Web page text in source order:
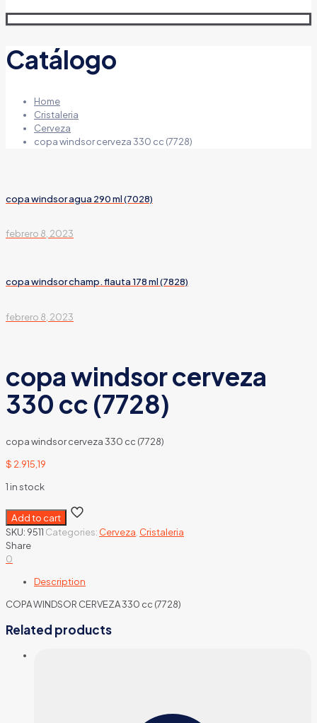
Catálogo
Home
Cristaleria
Cerveza
copa windsor cerveza 330 cc (7728)
copa windsor agua 290 ml (7028)
febrero 8, 2023
copa windsor champ. flauta 178 ml (7828)
febrero 8, 2023
copa windsor cerveza
330 cc (7728)
copa windsor cerveza 330 cc (7728)
$ 2.915,19
1 in stock
Add to cart
SKU: 9511 Categories: Cerveza Cristaleria
Share
0
Description
COPA WINDSOR CERVEZA 330 cc (7728)
Related products